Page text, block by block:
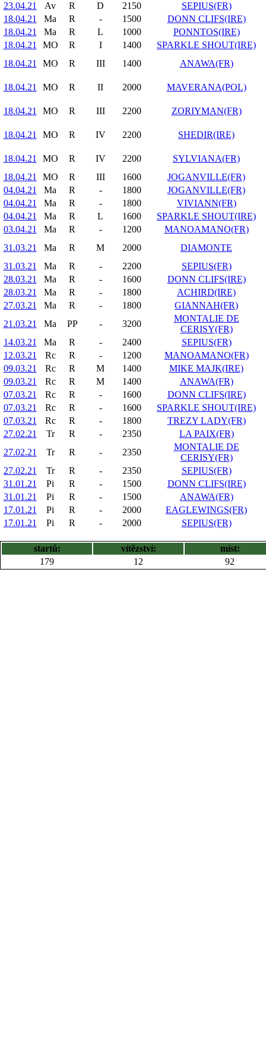
23.04.21
Av R D 2150
SEPIUS(FR)
18.04.21
Ma R - 1500
DONN CLIFS(IRE)
18.04.21
Ma R L 1000
PONNTOS(IRE)
18.04.21
MO R I 1400
SPARKLE SHOUT(IRE)
18.04.21
MO R III 1400 ANAWA(FR)
18.04.21 MO R II 2000 MAVERANA(POL)
18.04.21 MO R III 2200 ZORIYMAN(FR)
18.04.21 MO R IV 2200 SHEDIR(IRE)
18.04.21 MO R IV 2200
SYLVIANA(FR)
18.04.21
MO R III 1600
JOGANVILLE(FR)
04.04.21
Ma R - 1800
JOGANVILLE(FR)
04.04.21
Ma R - 1800
VIVIANN(FR)
04.04.21
Ma R L 1600
SPARKLE SHOUT(IRE)
03.04.21
Ma R - 1200
MANOAMANO(FR)
31.03.21
Ma R M 2000
DIAMONTE
31.03.21
Ma R - 2200
SEPIUS(FR)
28.03.21
Ma R - 1600
DONN CLIFS(IRE)
28.03.21
Ma R - 1800
ACHIRD(IRE)
27.03.21
Ma R - 1800
GIANNAH(FR)
21.03.21
Ma PP - 3200
MONTALIE DE
CERISY(FR)
14.03.21
Ma R - 2400
SEPIUS(FR)
12.03.21
Rc R - 1200
MANOAMANO(FR)
09.03.21
Rc R M 1400
MIKE MAJK(IRE)
09.03.21
Rc R M 1400
ANAWA(FR)
07.03.21
Rc R - 1600
DONN CLIFS(IRE)
07.03.21
Rc R - 1600
SPARKLE SHOUT(IRE)
07.03.21
Rc R - 1800
TREZY LADY(FR)
27.02.21
Tr R - 2350
LA PAIX(FR)
27.02.21
Tr R - 2350
MONTALIE DE
CERISY(FR)
27.02.21
Tr R - 2350
SEPIUS(FR)
31.01.21
Pi R - 1500
DONN CLIFS(IRE)
31.01.21
Pi R - 1500
ANAWA(FR)
17.01.21
Pi R - 2000
EAGLEWINGS(FR)
17.01.21
Pi R - 2000 SEPIUS(FR)
startů: vítězství:
míst:
179
12 92